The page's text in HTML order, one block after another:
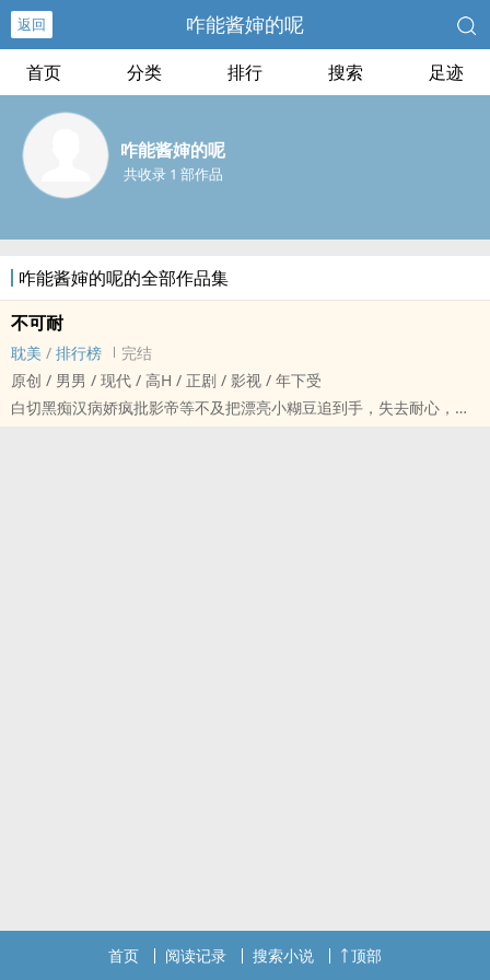
返回 咋能酱婶的呢
首页 分类 排行 搜索 足迹
咋能酱婶的呢
共收录 1 部作品
咋能酱婶的呢的全部作品集
不可耐
‌‌‎耽‌‍美‍ / 排行榜
完结
原创 / ‎‍‎男‍‌男‌ / 现代 / ‌高‍‌‎H‌‍ / 正剧 / 影视 / 年下受
白切黑痴汉病娇疯批影帝等不及把漂亮小糊豆追到手，失去耐心，于
首页 阅读记录 搜索小说 顶部